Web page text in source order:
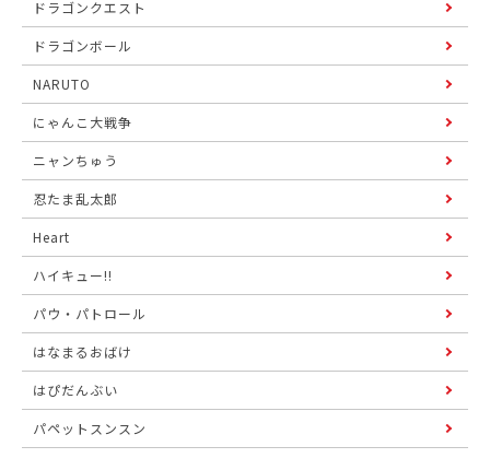
ドラゴンクエスト
ドラゴンボール
NARUTO
にゃんこ大戦争
ニャンちゅう
忍たま乱太郎
Heart
ハイキュー!!
パウ・パトロール
はなまるおばけ
はぴだんぶい
パペットスンスン